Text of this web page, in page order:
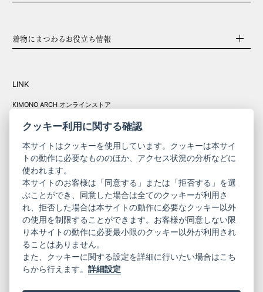
無断転載をお断りいたします。
その問題を解決するとともに、当社に対して何等の迷惑または
3. ご利用者が電子メールまたはその他の手段をもって当社およ
メントその他の情報（以下、「情報等」といいます。なお、個
人情報は除きます。）について、当社は監視する義務を負いま
せん。また当社は、ご利用者お客様が情報等を当社に送付した
時点で、ご利用者がその情報に関する一切の権利を放棄された
ものとみなします。当社は情報等に関して一切の守秘義務を負
わず、将来にわたりあらゆる目的にその情報提供者に対価を支
払うことなく使用できるものとし、その情報等から生じるいか
なる問題について一切責任を負いません。
第5条 禁止事項
1. 当社または第三者の財産権、プライバシーその他の権利を侵
害する行為、またはその恐れのある行為。
2. 当社または第三者に迷惑、不利益もしくは損害を与える行
着物にまつわるお役立ち情報
LINK
KIMONO ARCH オンラインストア
コーポレート
サイト
きものやまと振
袖
サイト
ニュースレター
ご利用案内
お問い合わせ
プライバシーポリシー
特定商取引法に基づく表記
ご利用規約
クッキー利用に関する確認
本サイトはクッキーを使用しています。クッキーは本サイ
トの動作に必要なもののほか、アクセス状況の分析などに
使われます。
本サイトのお客様は「同意する」または「拒否する」を選
ぶことができ、同意した場合は全てのクッキーが利用さ
れ、拒否した場合は本サイトの動作に必要なクッキー以外
の使用を制限することができます。お客様が同意しない限
り本サイトの動作に必要最小限のクッキー以外が利用され
ることはありません。
また、クッキーに関する設定を詳細に行いたい場合はこち
らから行えます。詳細設定